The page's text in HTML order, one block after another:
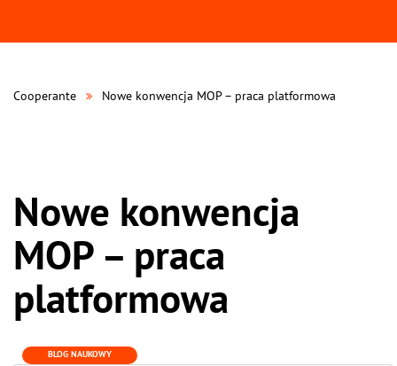
Cooperante Nowe konwencja MOP – praca platformowa
Nowe konwencja
MOP – praca
platformowa
BLOG NAUKOWY